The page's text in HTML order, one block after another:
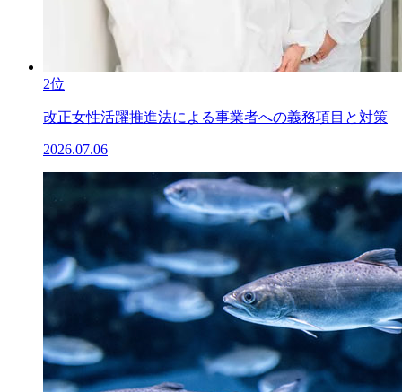
2位
改正女性活躍推進法による事業者への義務項目と対策
2026.07.06